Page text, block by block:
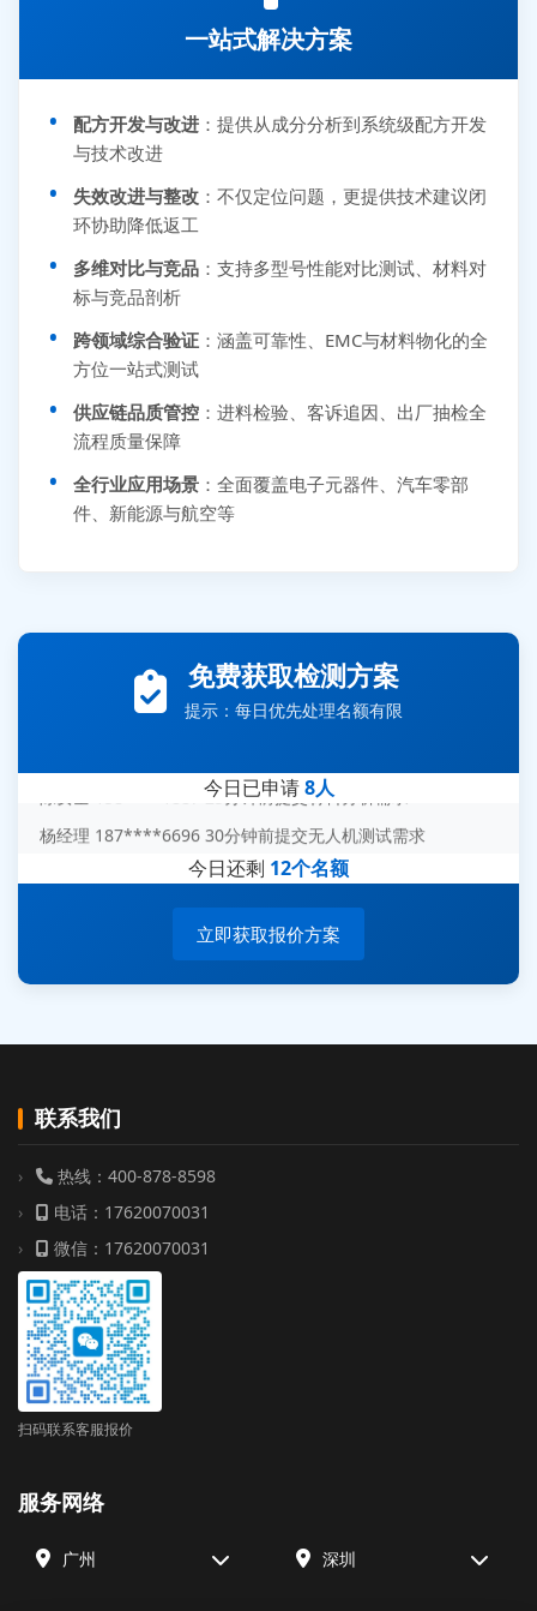
一站式解决方案
配方开发与改进 ：提供从成分分析到系统级配方开发
与技术改进
失效改进与整改 ：不仅定位问题，更提供技术建议闭
环协助降低返工
多维对比与竞品 ：支持多型号性能对比测试、材料对
标与竞品剖析
跨领域综合验证 ：涵盖可靠性、EMC与材料物化的全
方位一站式测试
供应链品质管控 ：进料检验、客诉追因、出厂抽检全
流程质量保障
全行业应用场景 ：全面覆盖电子元器件、汽车零部
件、新能源与航空等
免费获取检测方案
提示：每日优先处理名额有限
今日已申请8人
王经理 186****9012 7分钟前提交并网/涉网试验需求
赵总 135****7688 12分钟前提交芯片失效分析需求
陈女士 158****1887 25分钟前提交材料分析需求
杨经理 187****6696 30分钟前提交无人机测试需求
周总 136****0539 35分钟前提交机器人测试需求
今日还剩 12个名额
立即获取报价方案
联系我们
热线：400-878-8598
电话：17620070031
微信：17620070031
扫码联系客服报价
服务网络
广州 深圳